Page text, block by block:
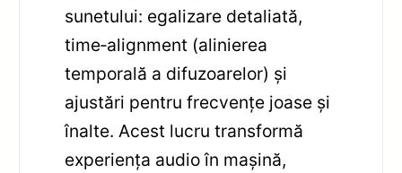
sunetului: egalizare detaliată,
time‑alignment (alinierea
temporală a difuzoarelor) și
ajustări pentru frecvențe joase și
înalte. Acest lucru transformă
experiența audio în mașină,